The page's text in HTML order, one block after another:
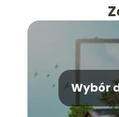
Wybór